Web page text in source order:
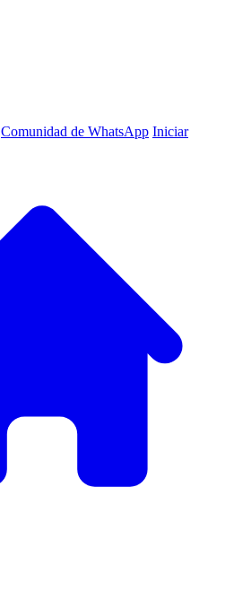
Comunidad de WhatsApp Iniciar